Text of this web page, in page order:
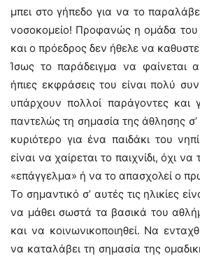
μπει στο γήπεδο για να το
νοσοκομείο! Προφανώς η ομάδα
και ο πρόεδρος δεν ήθελε να
Ίσως το παράδειγμα να φαίνεται
ήπιες εκφράσεις του είναι πολύ
υπάρχουν πολλοί παράγοντες και
παντελώς τη σημασία της άθλησης σ’
κυριότερο για ένα παιδάκι του
είναι να χαίρεται το παιχνίδι, όχι να
«επάγγελμα» ή να το απασχολεί ο
Το σημαντικό σ’ αυτές τις ηλικίες
να μάθει σωστά τα βασικά του
και να κοινωνικοποιηθεί. Να
να καταλάβει τη σημασία της